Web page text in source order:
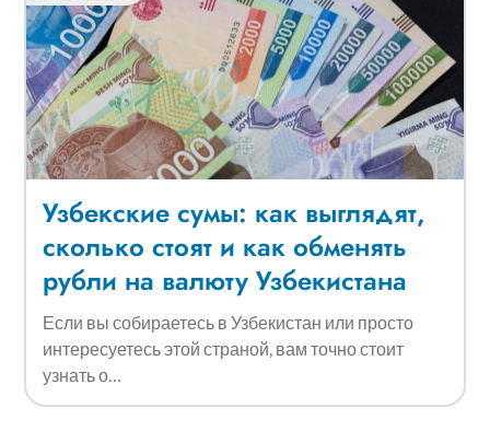
Узбекские сумы: как выглядят,
сколько стоят и как обменять
рубли на валюту Узбекистана
Если вы собираетесь в Узбекистан или просто
интересуетесь этой страной, вам точно стоит
узнать о…